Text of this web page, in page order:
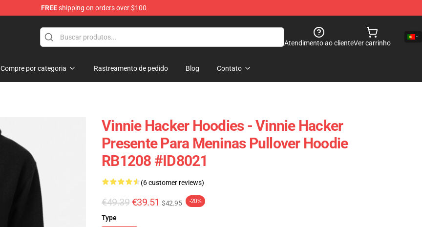
FREEshipping on orders over $100
Atendimento ao clienteVer carrinho
Compre por categoria Rastreamento de pedido Blog Contato
Vinnie Hacker Hoodies - Vinnie Hacker
Presente Para Meninas Pullover Hoodie
RB1208 #ID8021
(6 customer reviews)
€49.39 €39.51 $42.95 -20%
Type